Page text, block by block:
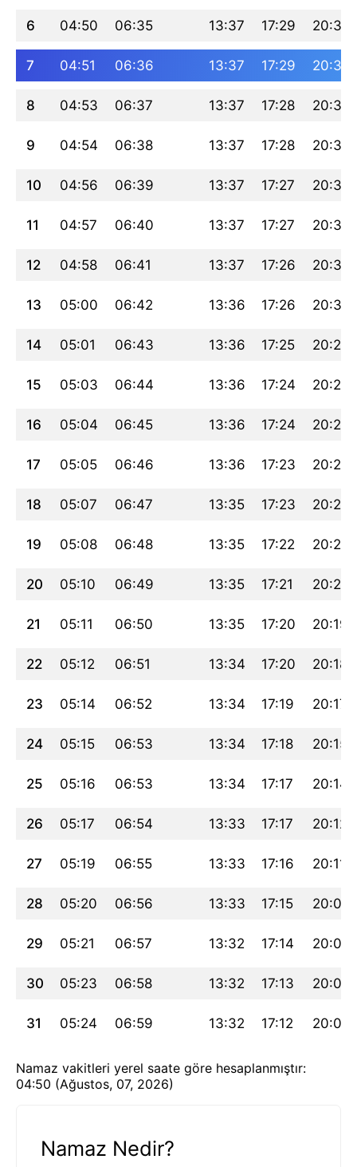
6 04:50 06:35 13:37 17:29 20:39
7 04:51 06:36 13:37 17:29 20:38
8 04:53 06:37 13:37 17:28 20:37
9 04:54 06:38 13:37 17:28 20:36
10 04:56 06:39 13:37 17:27 20:34
11 04:57 06:40 13:37 17:27 20:33
12 04:58 06:41 13:37 17:26 20:32
13 05:00 06:42 13:36 17:26 20:31
14 05:01 06:43 13:36 17:25 20:29
15 05:03 06:44 13:36 17:24 20:28
16 05:04 06:45 13:36 17:24 20:27
17 05:05 06:46 13:36 17:23 20:25
18 05:07 06:47 13:35 17:23 20:24
19 05:08 06:48 13:35 17:22 20:22
20 05:10 06:49 13:35 17:21 20:21
21 05:11 06:50 13:35 17:20 20:19
22 05:12 06:51 13:34 17:20 20:18
23 05:14 06:52 13:34 17:19 20:17
24 05:15 06:53 13:34 17:18 20:15
25 05:16 06:53 13:34 17:17 20:14
26 05:17 06:54 13:33 17:17 20:12
27 05:19 06:55 13:33 17:16 20:11
28 05:20 06:56 13:33 17:15 20:09
29 05:21 06:57 13:32 17:14 20:07
30 05:23 06:58 13:32 17:13 20:06
31 05:24 06:59 13:32 17:12 20:04
Namaz vakitleri yerel saate göre hesaplanmıştır:
04:50 (Ağustos, 07, 2026)
Namaz Nedir?